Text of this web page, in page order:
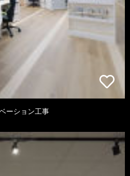
ーション工事